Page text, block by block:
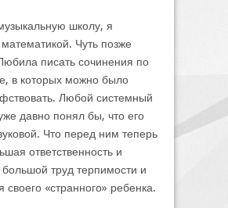
школу, я
математикой. Чуть позже
писать сочинения по
в которых можно было
Любой системный
давно понял бы, что его
Что перед ним теперь
ответственность и
большой труд терпимости и
своего «странного» ребенка.